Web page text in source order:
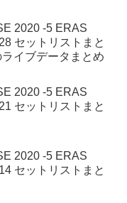
2020 -5 ERAS
セットリストまと
イブデータまとめ
2020 -5 ERAS
セットリストまと
2020 -5 ERAS
セットリストまと